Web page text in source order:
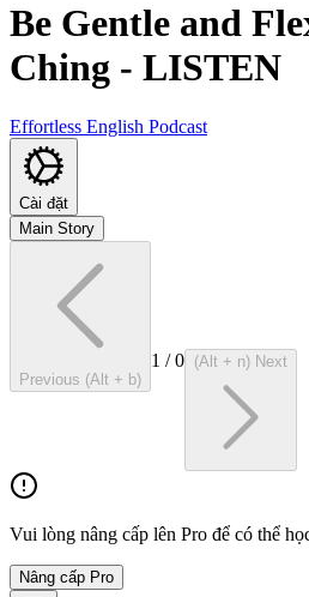
Be Gentle and
Ching - LISTEN
Effortless English Podcast
Cài đặt
Main Story
Previous (Alt + b)
1 /0 (Alt + n) Next
Vui lòng nâng cấp lên Pro để có thể
Nâng cấp Pro